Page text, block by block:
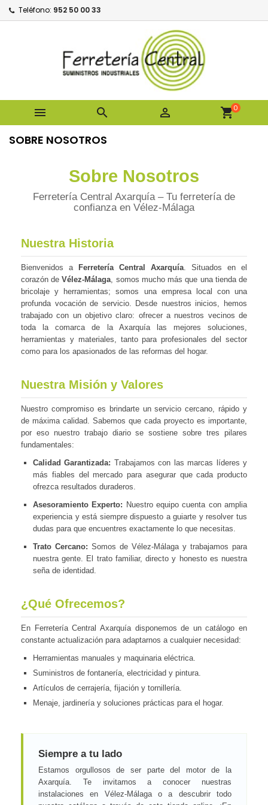
Teléfono: 952 50 00 33
   shopping_cart0
SOBRE NOSOTROS
Sobre Nosotros
Ferretería Central Axarquía – Tu ferretería de
confianza en Vélez-Málaga
Nuestra Historia
Bienvenidos a Ferretería Central Axarquía . Situados en el
corazón deVélez-Málaga , somos mucho más que una tienda de
bricolaje y herramientas; somos una empresa local con una
profunda vocación de servicio. Desde nuestros inicios, hemos
trabajado con un objetivo claro: ofrecer a nuestros vecinos de
toda la comarca de la Axarquía las mejores soluciones,
herramientas y materiales, tanto para profesionales del sector
como para los apasionados de las reformas del hogar.
Nuestra Misión y Valores
Nuestro compromiso es brindarte un servicio cercano, rápido y
de máxima calidad. Sabemos que cada proyecto es importante,
por eso nuestro trabajo diario se sostiene sobre tres pilares
fundamentales:
Calidad Garantizada: Trabajamos con las marcas líderes y
más fiables del mercado para asegurar que cada producto
ofrezca resultados duraderos.
Asesoramiento Experto: Nuestro equipo cuenta con amplia
experiencia y está siempre dispuesto a guiarte y resolver tus
dudas para que encuentres exactamente lo que necesitas.
Trato Cercano: Somos de Vélez-Málaga y trabajamos para
nuestra gente. El trato familiar, directo y honesto es nuestra
seña de identidad.
¿Qué Ofrecemos?
En Ferretería Central Axarquía disponemos de un catálogo en
constante actualización para adaptarnos a cualquier necesidad:
Herramientas manuales y maquinaria eléctrica.
Suministros de fontanería, electricidad y pintura.
Artículos de cerrajería, fijación y tornillería.
Menaje, jardinería y soluciones prácticas para el hogar.
Siempre a tu lado
Estamos orgullosos de ser parte del motor de la
Axarquía. Te invitamos a conocer nuestras
instalaciones en Vélez-Málaga o a descubrir todo